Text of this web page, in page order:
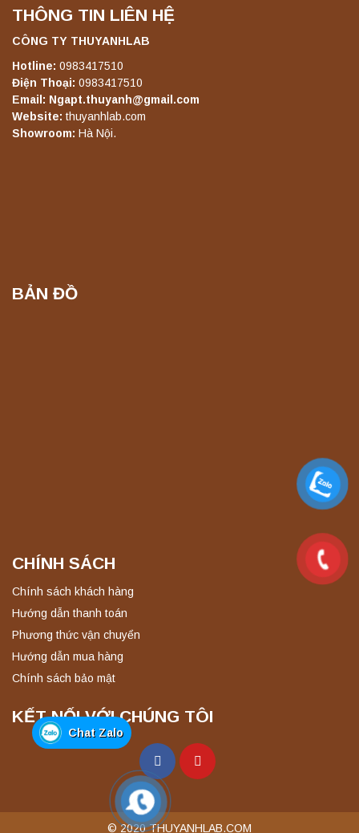
THÔNG TIN LIÊN HỆ
CÔNG TY THUYANHLAB
Hotline: 0983417510
Điện Thoại: 0983417510
Email: Ngapt.thuyanh@gmail.com
Website: thuyanhlab.com
Showroom: Hà Nội.
BẢN ĐỒ
CHÍNH SÁCH
Chính sách khách hàng
Hướng dẫn thanh toán
Phương thức vận chuyển
Hướng dẫn mua hàng
Chính sách bảo mật
KẾT NỐI VỚI CHÚNG TÔI
© 2020 THUYANHLAB.COM
Chat Zalo